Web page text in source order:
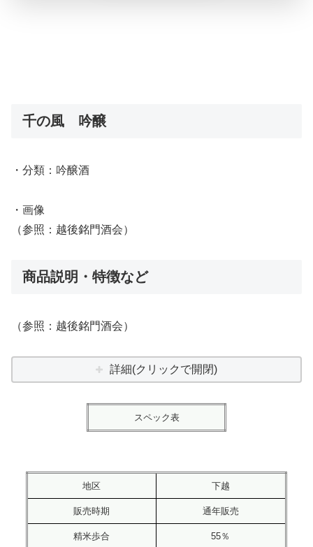
千の風 吟醸
・分類：吟醸酒
・画像
（参照：越後銘門酒会）
商品説明・特徴など
（参照：越後銘門酒会）
詳細(クリックで開閉)
スペック表
地区 下越
販売時期 通年販売
精米歩合 55％